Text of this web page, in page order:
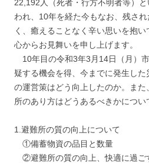
22,192人（死者・行方不明者等）
われ、10年を経た今もなお、残さ
く、癒えることなく辛い思いを抱
心からお見舞いを申し上げます。
10年目の令和3年3月14日（月）
疑する機会を得、今までに発生し
の運営策はどう向上したのか。ま
所のあり方はどうあるべきかについ
1.避難所の質の向上について
①備蓄物資の品目と数量
②避難所の質の向上、快適に過ご